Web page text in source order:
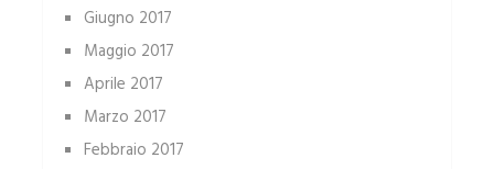
Giugno 2017
Maggio 2017
Aprile 2017
Marzo 2017
Febbraio 2017